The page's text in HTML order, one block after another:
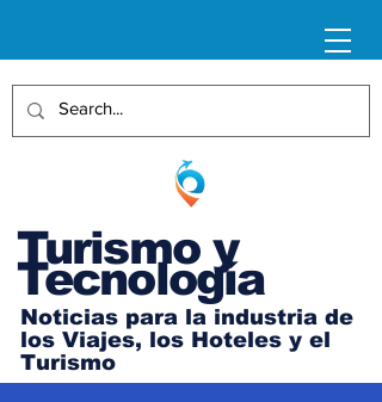
Turismo y
Tecnología
Noticias para la industria de
los Viajes, los Hoteles y el
Turismo